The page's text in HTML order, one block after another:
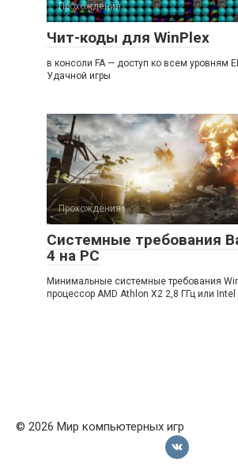
Прохождения
Чит-коды для WinPlex
в консоли FA — доступ ко всем уровням
Удачной игры
Прохождения
Системные требования
4 на PC
Минимальные системные требования
процессор AMD Athlon X2 2,8 ГГц или Intel
© 2026 Мир компьютерных игр